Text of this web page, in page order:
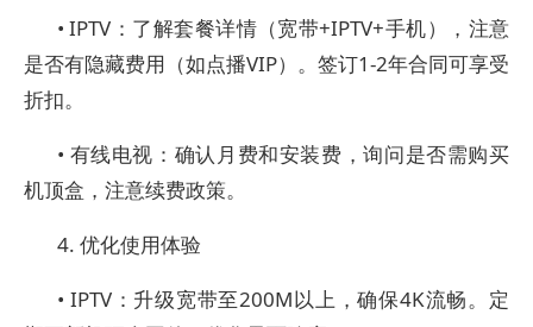
• IPTV：了解套餐详情（宽带+IPTV+手机），注意
是否有隐藏费用（如点播VIP）。签订1-2年合同可享受
折扣。
• 有线电视：确认月费和安装费，询问是否需购买
机顶盒，注意续费政策。
4. 优化使用体验
• IPTV：升级宽带至200M以上，确保4K流畅。定